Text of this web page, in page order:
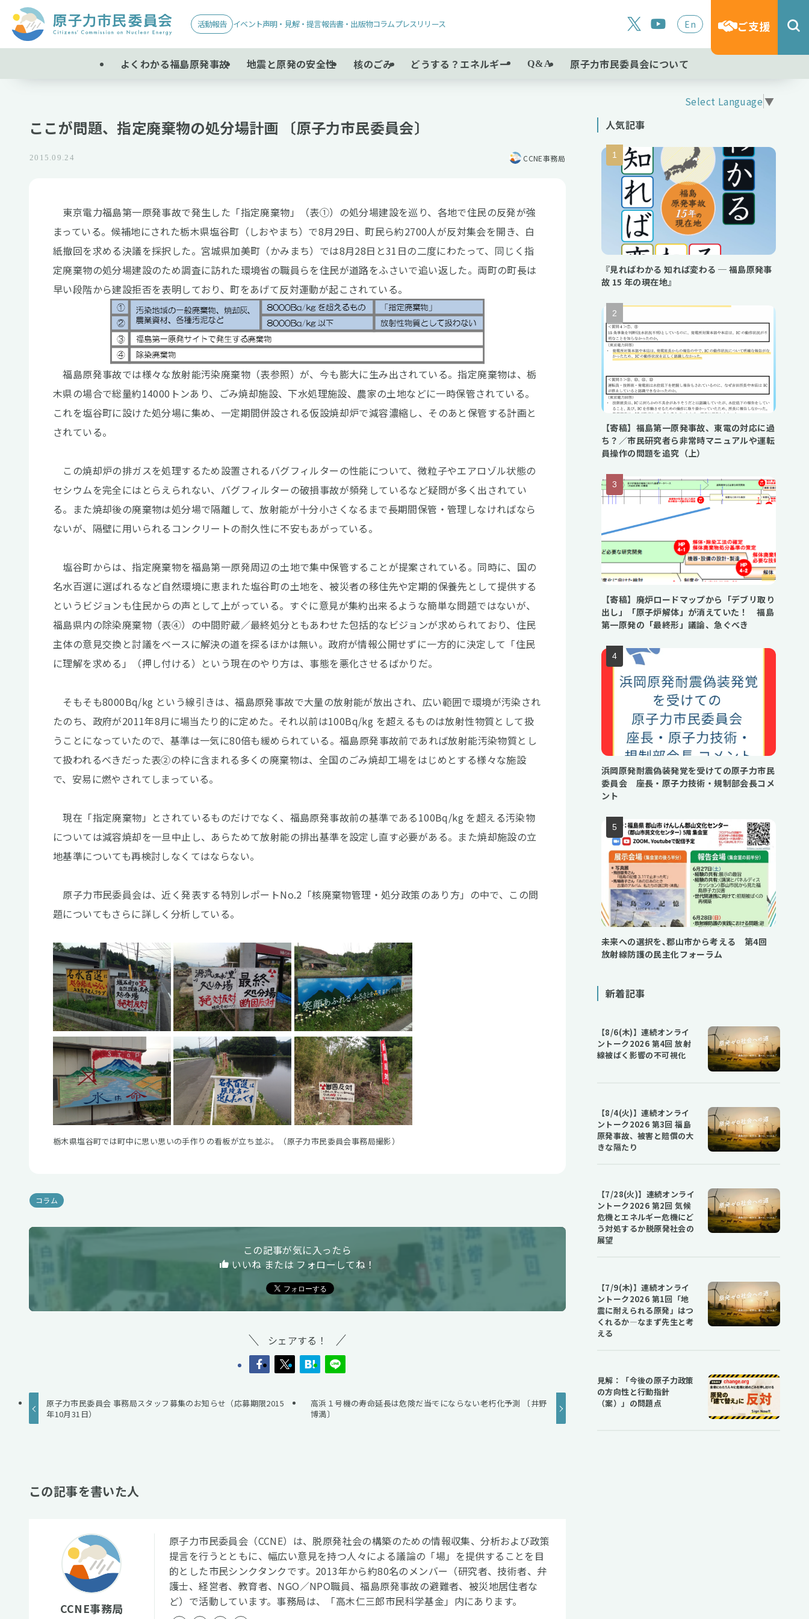
活動報告 イベント声明・見解・提言報告書・出版物コラムプレスリリース En ご支援
よくわかる福島原発事故 地震と原発の安全性 核のごみ どうする？エネルギー Q&A 原子力市民委員会について
Select Language▼
ここが問題、指定廃棄物の処分場計画 〔原子力市民委員会〕
2015.09.24 CCNE事務局
東京電力福島第一原発事故で発生した「指定廃棄物」（表①）の処分場建設を巡り、各地で住民の反発が強
まっている。候補地にされた栃木県塩谷町（しおやまち）で8月29日、町民ら約2700人が反対集会を開き、白
紙撤回を求める決議を採択した。宮城県加美町（かみまち）では8月28日と31日の二度にわたって、同じく指
定廃棄物の処分場建設のため調査に訪れた環境省の職員らを住民が道路をふさいで追い返した。両町の町長は
早い段階から建設拒否を表明しており、町をあげて反対運動が起こされている。
福島原発事故では様々な放射能汚染廃棄物（表参照）が、今も膨大に生み出されている。指定廃棄物は、栃
木県の場合で総量約14000トンあり、ごみ焼却施設、下水処理施設、農家の土地などに一時保管されている。
これを塩谷町に設けた処分場に集め、一定期間併設される仮設焼却炉で減容濃縮し、そのあと保管する計画と
されている。
この焼却炉の排ガスを処理するため設置されるバグフィルターの性能について、微粒子やエアロゾル状態の
セシウムを完全にはとらえられない、バグフィルターの破損事故が頻発しているなど疑問が多く出されてい
る。また焼却後の廃棄物は処分場で隔離して、放射能が十分小さくなるまで長期間保管・管理しなければなら
ないが、隔壁に用いられるコンクリートの耐久性に不安もあがっている。
塩谷町からは、指定廃棄物を福島第一原発周辺の土地で集中保管することが提案されている。同時に、国の
名水百選に選ばれるなど自然環境に恵まれた塩谷町の土地を、被災者の移住先や定期的保養先として提供する
というビジョンも住民からの声として上がっている。すぐに意見が集約出来るような簡単な問題ではないが、
福島県内の除染廃棄物（表④）の中間貯蔵／最終処分ともあわせた包括的なビジョンが求められており、住民
主体の意見交換と討議をベースに解決の道を探るほかは無い。政府が情報公開せずに一方的に決定して「住民
に理解を求める」（押し付ける）という現在のやり方は、事態を悪化させるばかりだ。
そもそも8000Bq/kg という線引きは、福島原発事故で大量の放射能が放出され、広い範囲で環境が汚染され
たのち、政府が2011年8月に場当たり的に定めた。それ以前は100Bq/kg を超えるものは放射性物質として扱
うことになっていたので、基準は一気に80倍も緩められている。福島原発事故前であれば放射能汚染物質とし
て扱われるべきだった表②の枠に含まれる多くの廃棄物は、全国のごみ焼却工場をはじめとする様々な施設
で、安易に燃やされてしまっている。
現在「指定廃棄物」とされているものだけでなく、福島原発事故前の基準である100Bq/kg を超える汚染物
については減容焼却を一旦中止し、あらためて放射能の排出基準を設定し直す必要がある。また焼却施設の立
地基準についても再検討しなくてはならない。
原子力市民委員会は、近く発表する特別レポートNo.2「核廃棄物管理・処分政策のあり方」の中で、この問
題についてもさらに詳しく分析している。
栃木県塩谷町では町中に思い思いの手作りの看板が立ち並ぶ。（原子力市民委員会事務局撮影）
コラム
この記事が気に入ったら
いいね または フォローしてね！
シェアする！
原子力市民委員会 事務局スタッフ募集のお知らせ（応募期限2015
年10月31日）
高浜１号機の寿命延長は危険だ――当てにならない老朽化予測 〔井野
博満〕
この記事を書いた人
CCNE事務局
原子力市民委員会（CCNE）は、脱原発社会の構築のための情報収集、分析および政策
提言を行うとともに、幅広い意見を持つ人々による議論の「場」を提供することを目
的とした市民シンクタンクです。2013年から約80名のメンバー（研究者、技術者、弁
護士、経営者、教育者、NGO／NPO職員、福島原発事故の避難者、被災地居住者な
ど）で活動しています。事務局は、「高木仁三郎市民科学基金」内にあります。
人気記事
『見ればわかる 知れば変わる ─ 福島原発事
故 15 年の現在地』
【寄稿】福島第一原発事故、東電の対応に過
ち？／市民研究者ら非常時マニュアルや運転
員操作の問題を追究（上）
【寄稿】廃炉ロードマップから「デブリ取り
出し」「原子炉解体」が消えていた！ 福島
第一原発の「最終形」議論、急ぐべき
浜岡原発耐震偽装発覚を受けての原子力市民
委員会 座長・原子力技術・規制部会長コメ
ント
未来への選択を､郡山市から考える 第4回
放射線防護の民主化フォーラム
新着記事
【8/6(木)】連続オンライ
ントーク2026 第4回 放射
線被ばく影響の不可視化
【8/4(火)】連続オンライ
ントーク2026 第3回 福島
原発事故、被害と賠償の大
きな隔たり
【7/28(火)】連続オンライ
ントーク2026 第2回 気候
危機とエネルギー危機にど
う対処するか――脱原発社会の
展望
【7/9(木)】連続オンライ
ントーク2026 第1回「地
震に耐えられる原発」はつ
くれるか―なまず先生と考
える
見解：「今後の原子力政策
の方向性と行動指針
（案）」の問題点